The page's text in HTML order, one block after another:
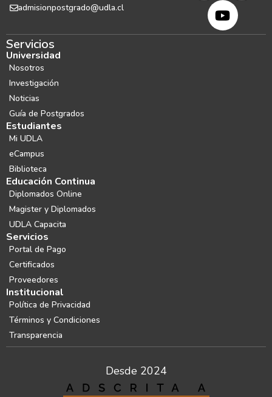
admisionpostgrado@udla.cl
Servicios
Universidad
Nosotros
Investigación
Noticias
Guía de Postgrados
Estudiantes
Mi UDLA
eCampus
Biblioteca
Educación Continua
Diplomados Online
Magister y Diplomados
UDLA Capacita
Servicios
Portal de Pago
Certificados
Proveedores
Institucional
Política de Privacidad
Términos y Condiciones
Transparencia
Desde 2024